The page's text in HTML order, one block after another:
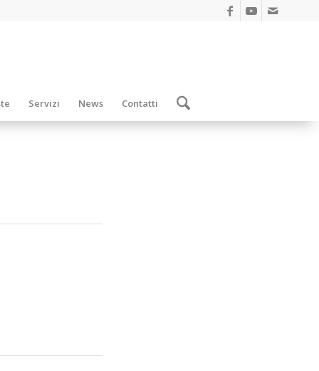
Servizi News Contatti